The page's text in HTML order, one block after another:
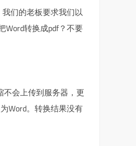
们的老板要求我们以
Word转换成pdf？不要
不会上传到服务器，更
Word。转换结果没有